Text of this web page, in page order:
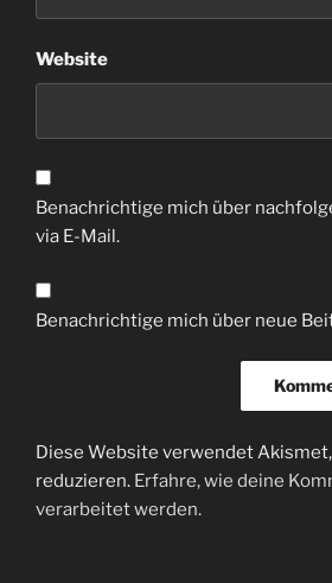
Website
Benachrichtige mich über
via E-Mail.
Benachrichtige mich über neue
Diese Website verwendet Akismet,
reduzieren. Erfahre, wie deine
verarbeitet werden.